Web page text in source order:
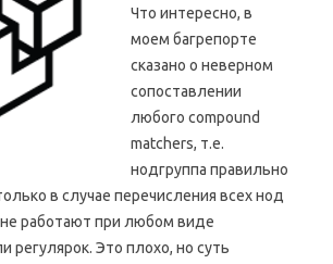
Что интересно, в
моем багрепорте
сказано о неверном
сопоставлении
любого compound
matchers, т.е.
нодгруппа правильно
в случае перечисления всех нод
не работают при любом виде
регулярок. Это плохо, но суть